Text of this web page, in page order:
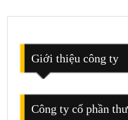
Giới thiệu công ty
Công ty cổ phần